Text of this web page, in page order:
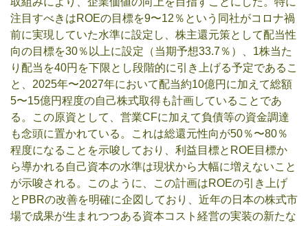
注目すべきはROEの目標を9〜12％という同社がコロナ禍
前に実現していた水準に設定し、株主還元策として配当性
向の目標を30％以上に設定（当期予想33.7％）、1株当た
り配当を40円を下限とし段階的に引き上げる予定であるこ
と、2025年〜2027年において配当約10億円に加えて総額
5〜15億円程度の自己株式取得も計画していることであ
る。この原資として、営業CFに加えて負債等の資金調達
も念頭に置かれている。これは総還元性向が50％〜80％
程度になることを示唆しており、利益目標とROE目標か
ら導かれる自己資本の水準は現状から大幅に増えないこと
が示唆される。このように、この計画はROEの引き上げ
とPBRの改善を明確に企図しており、近年の日本の株式市
場で成果が生まれつつある資本コスト経営の実装の新たな